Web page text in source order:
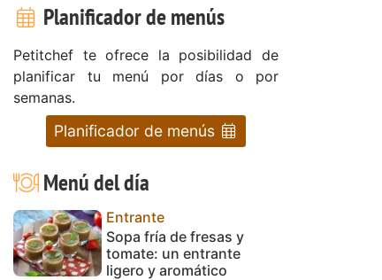
Planificador de menús
Petitchef te ofrece la posibilidad de
planificar tu menú por días o por
semanas.
Planificador de menús
Menú del día
Entrante
Sopa fría de fresas y
tomate: un entrante
ligero y aromático